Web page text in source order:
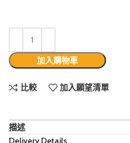
加入購物車
比較 加入願望清單
描述
Delivery Details